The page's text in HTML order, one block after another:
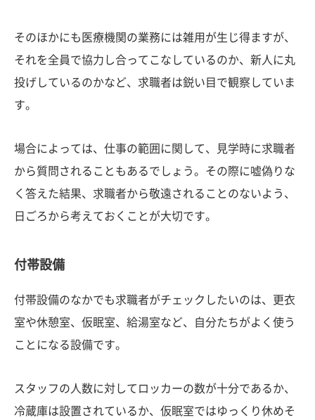
そのほかにも医療機関の業務には雑用が生じ得ますが、
それを全員で協力し合ってこなしているのか、新人に丸
投げしているのかなど、求職者は鋭い目で観察していま
す。
場合によっては、仕事の範囲に関して、見学時に求職者
から質問されることもあるでしょう。その際に嘘偽りな
く答えた結果、求職者から敬遠されることのないよう、
日ごろから考えておくことが大切です。
付帯設備
付帯設備のなかでも求職者がチェックしたいのは、更衣
室や休憩室、仮眠室、給湯室など、自分たちがよく使う
ことになる設備です。
スタッフの人数に対してロッカーの数が十分であるか、
冷蔵庫は設置されているか、仮眠室ではゆっくり休めそ